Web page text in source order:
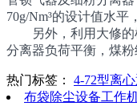
70g/Nm³的设计值水平
另外，利用大修的机
分离器负荷平衡，煤
热门标签： 4-72型离
布袋除尘设备工作